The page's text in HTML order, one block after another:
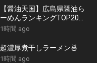
【醤油天国】広島県醤油ら
ーめんランキングTOP20！
２０２６
1時間 ago
超濃厚煮干しラーメン🍜
1時間 ago